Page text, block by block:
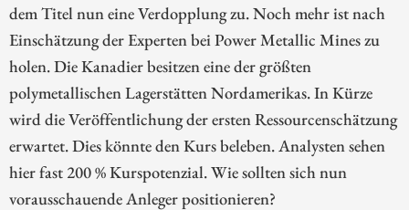
dem Titel nun eine Verdopplung zu. Noch mehr ist nach
Einschätzung der Experten bei Power Metallic Mines zu
holen. Die Kanadier besitzen eine der größten
polymetallischen Lagerstätten Nordamerikas. In Kürze
wird die Veröffentlichung der ersten Ressourcenschätzung
erwartet. Dies könnte den Kurs beleben. Analysten sehen
hier fast 200 % Kurspotenzial. Wie sollten sich nun
vorausschauende Anleger positionieren?